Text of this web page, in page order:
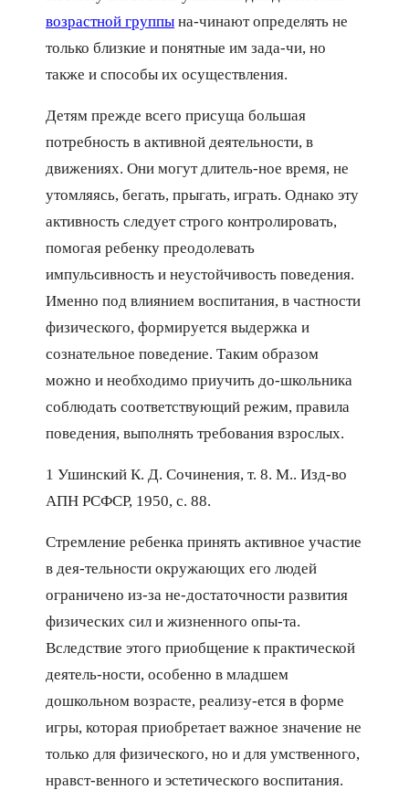
возрастной группы на-чинают определять не
только близкие и понятные им зада-чи, но
также и способы их осуществления.
Детям прежде всего присуща большая
потребность в активной деятельности, в
движениях. Они могут длитель-ное время, не
утомляясь, бегать, прыгать, играть. Однако эту
активность следует строго контролировать,
помогая ребенку преодолевать
импульсивность и неустойчивость поведения.
Именно под влиянием воспитания, в частности
физического, формируется выдержка и
сознательное поведение. Таким образом
можно и необходимо приучить до-школьника
соблюдать соответствующий режим, правила
поведения, выполнять требования взрослых.
1 Ушинский К. Д. Сочинения, т. 8. М.. Изд-во
АПН РСФСР, 1950, с. 88.
Стремление ребенка принять активное участие
в дея-тельности окружающих его людей
ограничено из-за не-достаточности развития
физических сил и жизненного опы-та.
Вследствие этого приобщение к практической
деятель-ности, особенно в младшем
дошкольном возрасте, реализу-ется в форме
игры, которая приобретает важное значение не
только для физического, но и для умственного,
нравст-венного и эстетического воспитания.